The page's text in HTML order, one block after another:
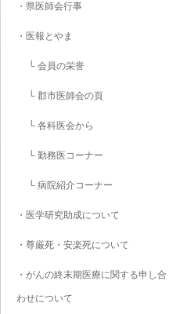
・ 県医師会行事
・医報とやま
└ 会員の栄誉
└ 郡市医師会の頁
└ 各科医会から
└ 勤務医コーナー
└ 病院紹介コーナー
・ 医学研究助成について
・ 尊厳死・安楽死について
・ がんの終末期医療に関する申し合
わせについて